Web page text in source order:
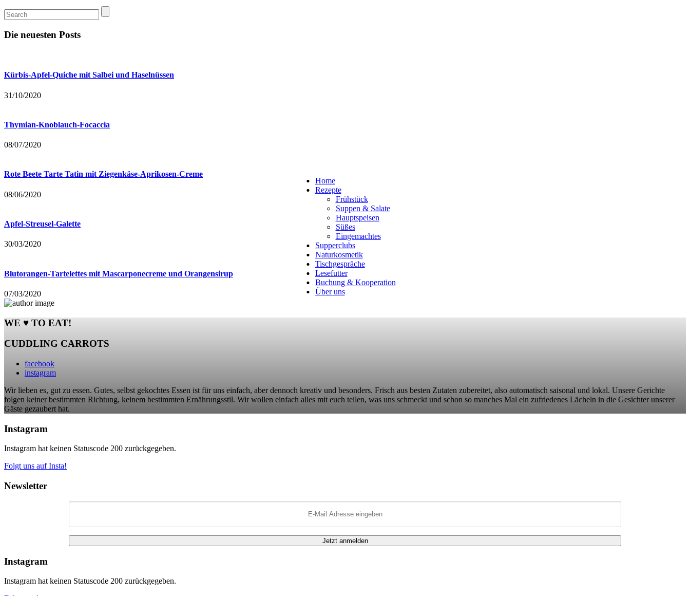
Home
Rezepte
Frühstück
Suppen & Salate
Hauptspeisen
Süßes
Eingemachtes
Supperclubs
Naturkosmetik
Tischgespräche
Lesefutter
Buchung & Kooperation
Über uns
Die neuesten Posts
Kürbis-Apfel-Quiche mit Salbei und Haselnüssen
31/10/2020
Thymian-Knoblauch-Focaccia
08/07/2020
Rote Beete Tarte Tatin mit Ziegenkäse-Aprikosen-Creme
08/06/2020
Apfel-Streusel-Galette
30/03/2020
Blutorangen-Tartelettes mit Mascarponecreme und Orangensirup
07/03/2020
WE ♥ TO EAT!
CUDDLING CARROTS
facebook
instagram
Wir lieben es, gut zu essen. Gutes, selbst gekochtes Essen ist für uns einfach, aber dennoch kreativ und besonders. Frisch aus besten Zutaten zubereitet, also automatisch saisonal und lokal. Unsere Gerichte
folgen keiner bestimmten Richtung, keinem bestimmten Ernährungsstil. Wir wollen einfach alles mit euch teilen, was uns schmeckt und schon so manches Mal ein zufriedenes Lächeln in die Gesichter unserer
Gäste gezaubert hat.
Instagram
Instagram hat keinen Statuscode 200 zurückgegeben.
Folgt uns auf Insta!
Newsletter
Instagram
Instagram hat keinen Statuscode 200 zurückgegeben.